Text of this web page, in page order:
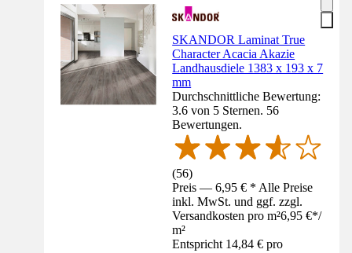
SKANDOR Laminat True
Character Acacia Akazie
Landhausdiele 1383 x 193 x 7
mm
Durchschnittliche Bewertung:
3.6 von 5 Sternen. 56
Bewertungen.
(56)
Preis — 6,95 € * Alle Preise
inkl. MwSt. und ggf. zzgl.
Versandkosten pro m²6,95 €*/
m²
Entspricht 14,84 € pro